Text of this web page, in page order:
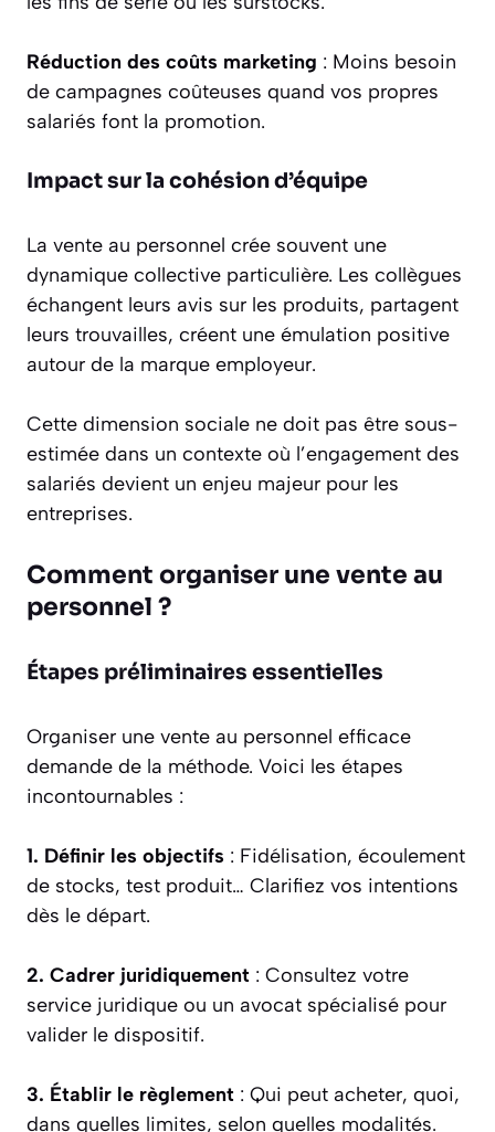
Réduction des coûts marketing : Moins besoin
de campagnes coûteuses quand vos propres
salariés font la promotion.
Impact sur la cohésion d’équipe
La vente au personnel crée souvent une
dynamique collective particulière. Les collègues
échangent leurs avis sur les produits, partagent
leurs trouvailles, créent une émulation positive
autour de la marque employeur.
Cette dimension sociale ne doit pas être sous-
estimée dans un contexte où l’engagement des
salariés devient un enjeu majeur pour les
entreprises.
Comment organiser une vente au
personnel ?
Étapes préliminaires essentielles
Organiser une vente au personnel efficace
demande de la méthode. Voici les étapes
incontournables :
1. Définir les objectifs : Fidélisation, écoulement
de stocks, test produit… Clarifiez vos intentions
dès le départ.
2. Cadrer juridiquement : Consultez votre
service juridique ou un avocat spécialisé pour
valider le dispositif.
3. Établir le règlement : Qui peut acheter, quoi,
dans quelles limites, selon quelles modalités.